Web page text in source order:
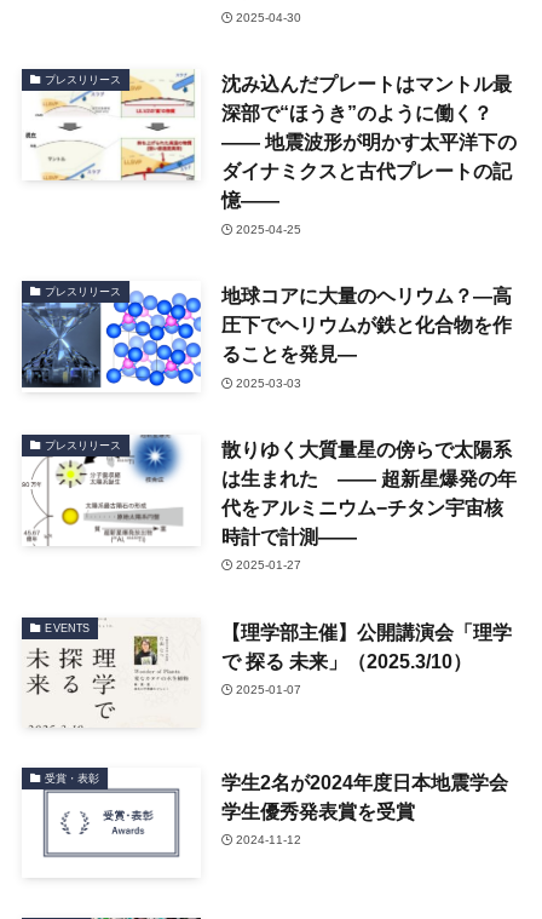
2025-04-30
プレスリリース
沈み込んだプレートはマントル最
深部で“ほうき”のように働く？
—— 地震波形が明かす太平洋下の
ダイナミクスと古代プレートの記
憶——
2025-04-25
プレスリリース
地球コアに大量のヘリウム？—高
圧下でヘリウムが鉄と化合物を作
ることを発見—
2025-03-03
プレスリリース
散りゆく大質量星の傍らで太陽系
は生まれた —— 超新星爆発の年
代をアルミニウム−チタン宇宙核
時計で計測——
2025-01-27
EVENTS
【理学部主催】公開講演会「理学
で 探る 未来」（2025.3/10）
2025-01-07
受賞・表彰
学生2名が2024年度日本地震学会
学生優秀発表賞を受賞
2024-11-12